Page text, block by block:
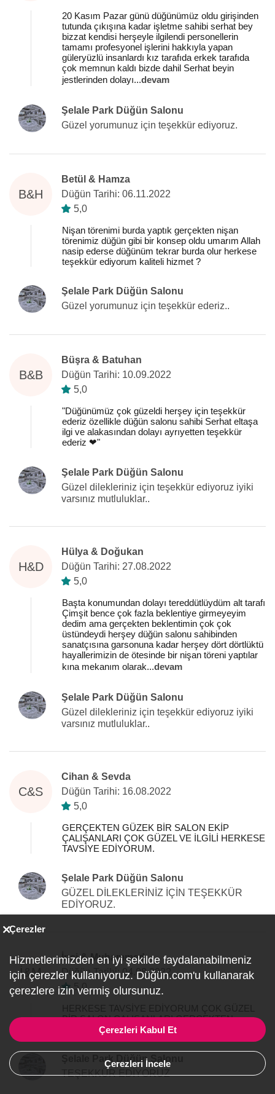
20 Kasım Pazar günü düğünümüz oldu girişinden
tutunda çıkışına kadar işletme sahibi serhat bey
bizzat kendisi herşeyle ilgilendi personellerin
tamamı profesyonel işlerini hakkıyla yapan
güleryüzlü insanlardı kız tarafıda erkek tarafıda
çok memnun kaldı bizde dahil Serhat beyin
jestlerinden dolayı...devam
Şelale Park Düğün Salonu
Güzel yorumunuz için teşekkür ediyoruz.
B&H
Betül & Hamza
Düğün Tarihi: 06.11.2022
5,0
Nişan törenimi burda yaptık gerçekten nişan
törenimiz düğün gibi bir konsep oldu umarım Allah
nasip ederse düğünüm tekrar burda olur herkese
teşekkür ediyorum kaliteli hizmet ?
Şelale Park Düğün Salonu
Güzel yorumunuz için teşekkür ederiz..
B&B
Büşra & Batuhan
Düğün Tarihi: 10.09.2022
5,0
"Düğünümüz çok güzeldi herşey için teşekkür
ederiz özellikle düğün salonu sahibi Serhat eltaşa
ilgi ve alakasından dolayı ayrıyetten teşekkür
ederiz ❤️"
Şelale Park Düğün Salonu
Güzel dilekleriniz için teşekkür ediyoruz iyiki
varsınız mutluluklar..
H&D
Hülya & Doğukan
Düğün Tarihi: 27.08.2022
5,0
Başta konumundan dolayı tereddütlüydüm alt tarafı
Çimşit bence çok fazla beklentiye girmeyeyim
dedim ama gerçekten beklentimin çok çok
üstündeydi herşey düğün salonu sahibinden
sanatçısına garsonuna kadar herşey dört dörtlüktü
hayallerimizin de ötesinde bir nişan töreni yaptılar
kına mekanım olarak...devam
Şelale Park Düğün Salonu
Güzel dilekleriniz için teşekkür ediyoruz iyiki
varsınız mutluluklar..
C&S
Cihan & Sevda
Düğün Tarihi: 16.08.2022
5,0
GERÇEKTEN GÜZEK BİR SALON EKİP
ÇALIŞANLARI ÇOK GÜZEL VE İLGİLİ HERKESE
TAVSİYE EDİYORUM.
Şelale Park Düğün Salonu
GÜZEL DİLEKLERİNİZ İÇİN TEŞEKKÜR
EDİYORUZ.
İ&M
İnci & Muhammed
Düğün Tarihi: 04.08.2022
5,0
BİR SALON ÇALIŞANLARI GERÇEKTEN
Şelale Park Düğün Salonu
TEŞEKKÜR EDİYORUZ
Çerezler
Hizmetlerimizden en iyi şekilde faydalanabilmeniz
için çerezler kullanıyoruz. Düğün.com'u kullanarak
çerezlere izin vermiş olursunuz.
Çerezleri Kabul Et
Çerezleri İncele